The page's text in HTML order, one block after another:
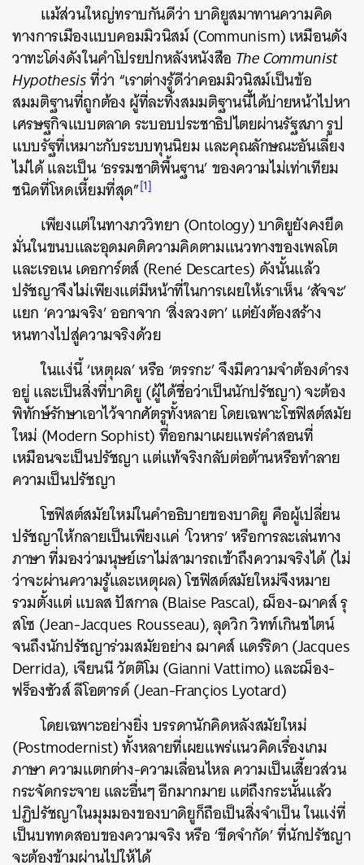
แม้ส่วนใหญ่ทราบกันดีว่า บาดิยูสมาทานความคิด
ทางการเมืองแบบคอมมิวนิสม์ (Communism) เหมือนดัง
วาทะโด่งดังในคำโปรยปกหลังหนังสือ The Communist
Hypothesisที่ว่า “เราต่างรู้ดีว่าคอมมิวนิสม์เป็นข้อ
สมมติฐานที่ถูกต้อง ผู้ที่ละทิ้งสมมติฐานนี้ได้บ่ายหน้าไปหา
เศรษฐกิจแบบตลาด ระบอบประชาธิปไตยผ่านรัฐสภา รูป
แบบรัฐที่เหมาะกับระบบทุนนิยม และคุณลักษณะอันเลี่ยง
ไม่ได้ และเป็น ‘ธรรมชาติพื้นฐาน’ ของความไม่เท่าเทียม
ชนิดที่โหดเหี้ยมที่สุด”[1]
เพียงแต่ในทางภววิทยา (Ontology) บาดิยูยังคงยึด
มั่นในขนบและอุดมคติความคิดตามแนวทางของเพลโต
และเรอเน เดอการ์ตส์ (René Descartes) ดังนั้นแล้ว
ปรัชญาจึงไม่เพียงแต่มีหน้าที่ในการเผยให้เราเห็น ‘สัจจะ’
แยก ‘ความจริง’ ออกจาก ‘สิ่งลวงตา’ แต่ยังต้องสร้าง
หนทางไปสู่ความจริงด้วย
ในแง่นี้ ‘เหตุผล’ หรือ ‘ตรรกะ’ จึงมีความจำต้องดำรง
อยู่ และเป็นสิ่งที่บาดิยู (ผู้ได้ชื่อว่าเป็นนักปรัชญา) จะต้อง
พิทักษ์รักษาเอาไว้จากศัตรูทั้งหลาย โดยเฉพาะโซฟิสต์สมัย
ใหม่ (Modern Sophist) ที่ออกมาเผยแพร่คำสอนที่
เหมือนจะเป็นปรัชญา แต่แท้จริงกลับต่อต้านหรือทำลาย
ความเป็นปรัชญา
โซฟิสต์สมัยใหม่ในคำอธิบายของบาดิยู คือผู้เปลี่ยน
ปรัชญาให้กลายเป็นเพียงแค่ ‘โวหาร’ หรือการละเล่นทาง
ภาษา ที่มองว่ามนุษย์เราไม่สามารถเข้าถึงความจริงได้ (ไม่
ว่าจะผ่านความรู้และเหตุผล) โซฟิสต์สมัยใหม่จึงหมาย
รวมตั้งแต่ แบลส ปัสกาล (Blaise Pascal), ฌ็อง-ฌาคส์ รุ
สโซ (Jean-Jacques Rousseau), ลุดวิก วิทท์เกินชไตน์
จนถึงนักปรัชญาร่วมสมัยอย่าง ฌาคส์ แดร์ริดา (Jacques
Derrida), เจียนนี วัตติโม (Gianni Vattimo) และฌ็อง-
ฟร็องซัวส์ ลีโอตารด์ (Jean-Françios Lyotard)
โดยเฉพาะอย่างยิ่ง บรรดานักคิดหลังสมัยใหม่
(Postmodernist) ทั้งหลายที่เผยแพร่แนวคิดเรื่องเกม
ภาษา ความแตกต่าง-ความเลื่อนไหล ความเป็นเสี้ยวส่วน
กระจัดกระจาย และอื่นๆ อีกมากมาย แต่ถึงกระนั้นแล้ว
ปฏิปรัชญาในมุมมองของบาดิยูก็ถือเป็นสิ่งจำเป็น ในแง่ที่
เป็นบททดสอบของความจริง หรือ ‘ขีดจำกัด’ ที่นักปรัชญา
จะต้องข้ามผ่านไปให้ได้